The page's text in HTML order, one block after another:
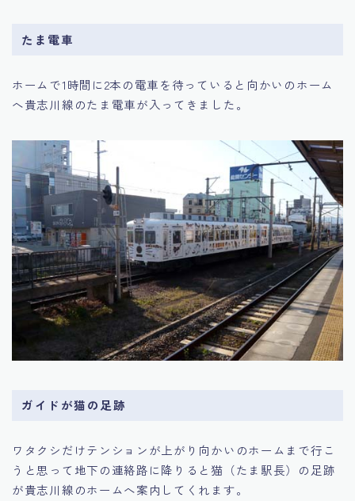
たま電車
ホームで1時間に2本の電車を待っていると向かいのホーム
へ貴志川線のたま電車が入ってきました。
ガイドが猫の足跡
ワタクシだけテンションが上がり向かいのホームまで行こ
うと思って地下の連絡路に降りると猫（たま駅長）の足跡
が貴志川線のホームへ案内してくれます。